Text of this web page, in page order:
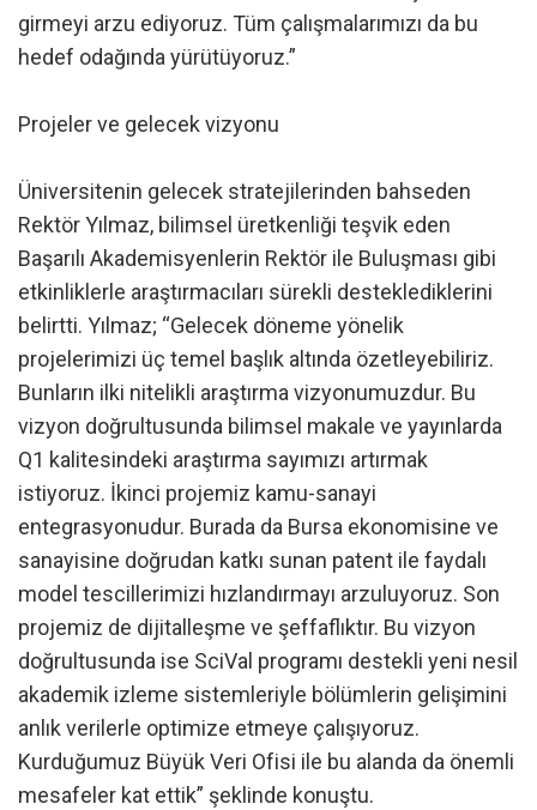
girmeyi arzu ediyoruz. Tüm çalışmalarımızı da bu
hedef odağında yürütüyoruz.”
Projeler ve gelecek vizyonu
Üniversitenin gelecek stratejilerinden bahseden
Rektör Yılmaz, bilimsel üretkenliği teşvik eden
Başarılı Akademisyenlerin Rektör ile Buluşması gibi
etkinliklerle araştırmacıları sürekli desteklediklerini
belirtti. Yılmaz; “Gelecek döneme yönelik
projelerimizi üç temel başlık altında özetleyebiliriz.
Bunların ilki nitelikli araştırma vizyonumuzdur. Bu
vizyon doğrultusunda bilimsel makale ve yayınlarda
Q1 kalitesindeki araştırma sayımızı artırmak
istiyoruz. İkinci projemiz kamu-sanayi
entegrasyonudur. Burada da Bursa ekonomisine ve
sanayisine doğrudan katkı sunan patent ile faydalı
model tescillerimizi hızlandırmayı arzuluyoruz. Son
projemiz de dijitalleşme ve şeffaflıktır. Bu vizyon
doğrultusunda ise SciVal programı destekli yeni nesil
akademik izleme sistemleriyle bölümlerin gelişimini
anlık verilerle optimize etmeye çalışıyoruz.
Kurduğumuz Büyük Veri Ofisi ile bu alanda da önemli
mesafeler kat ettik” şeklinde konuştu.